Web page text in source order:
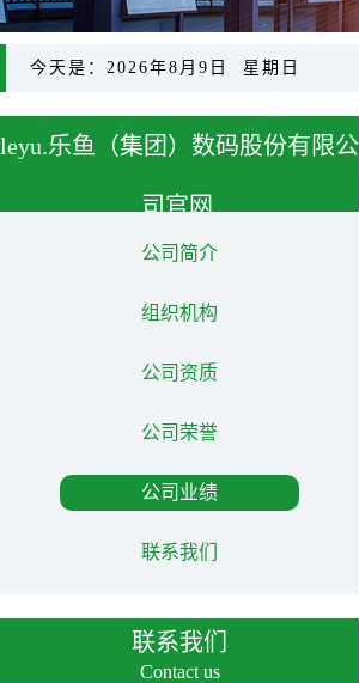
今天是：2026年8月9日 星期日
leyu.乐鱼（集团）数码股份有限公
司官网,
About us
公司简介
组织机构
公司资质
公司荣誉
公司业绩
联系我们
联系我们
Contact us